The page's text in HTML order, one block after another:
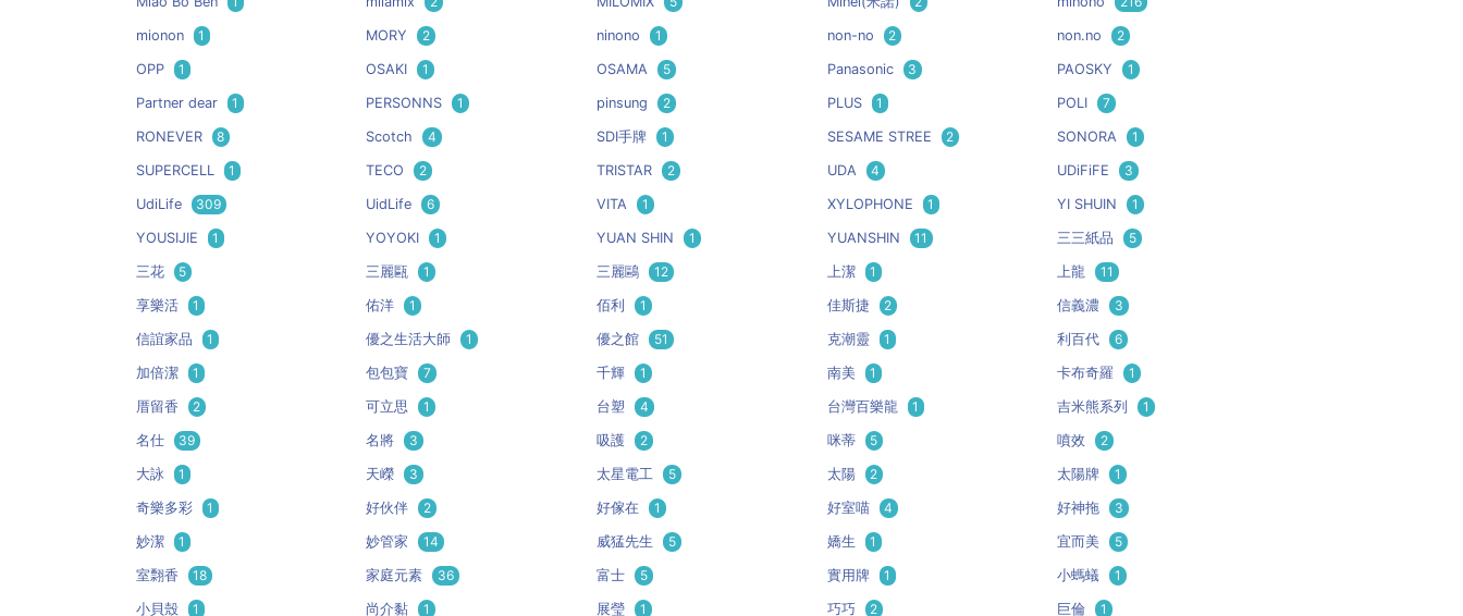
mionon 1 MORY 2 ninono 1 non-no 2 non.no 2
OPP 1 OSAKI 1 OSAMA 5 Panasonic 3 PAOSKY 1
Partner dear 1 PERSONNS 1 pinsung 2 PLUS 1 POLI 7
RONEVER 8 Scotch 4 SDI手牌 1 SESAME STREE 2 SONORA 1
SUPERCELL 1 TECO 2 TRISTAR 2 UDA 4 UDiFiFE 3
UdiLife 309 UidLife 6 VITA 1 XYLOPHONE 1 YI SHUIN 1
YOUSIJIE 1 YOYOKI 1 YUAN SHIN 1 YUANSHIN 11 三三紙品 5
三花 5 三麗甌 1 三麗鷗 12 上潔 1 上龍 11
享樂活 1 佑洋 1 佰利 1 佳斯捷 2 信義濃 3
信誼家品 1 優之生活大師 1 優之館 51 克潮靈 1 利百代 6
加倍潔 1 包包寶 7 千輝 1 南美 1 卡布奇羅 1
厝留香 2 可立思 1 台塑 4 台灣百樂龍 1 吉米熊系列 1
名仕 39 名將 3 吸護 2 咪蒂 5 噴效 2
大詠 1 天嶸 3 太星電工 5 太陽 2 太陽牌 1
奇樂多彩 1 好伙伴 2 好傢在 1 好室喵 4 好神拖 3
妙潔 1 妙管家 14 威猛先生 5 嬌生 1 宜而美 5
室翲香 18 家庭元素 36 富士 5 實用牌 1 小螞蟻 1
小貝殼 1 尚介黏 1 展瑩 1 巧巧 2 巨倫 1